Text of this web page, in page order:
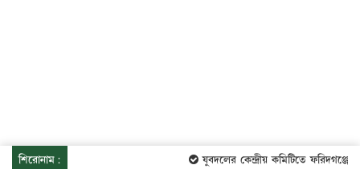
শিরোনাম: যুবদলের কেন্দ্রীয় কমিটিতে ফরিদগঞ্জের